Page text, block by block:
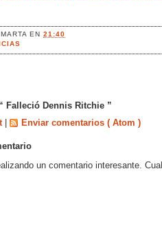
MARTAEN21:40
Falleció Dennis Ritchie ”
Enviar comentarios ( Atom )
un comentario interesante.